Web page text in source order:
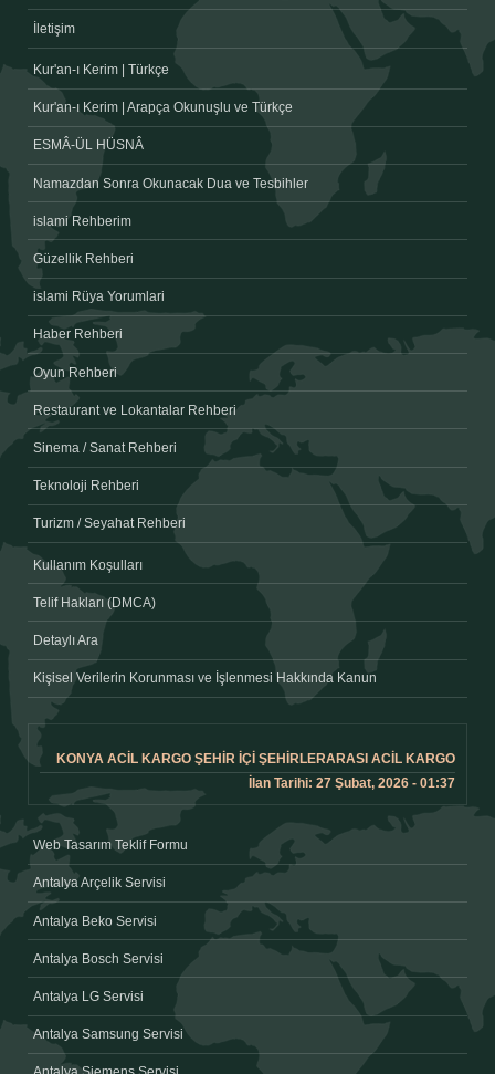
İletişim
Kur'an-ı Kerim | Türkçe
Kur'an-ı Kerim | Arapça Okunuşlu ve Türkçe
ESMÂ-ÜL HÜSNÂ
Namazdan Sonra Okunacak Dua ve Tesbihler
islami Rehberim
Güzellik Rehberi
islami Rüya Yorumlari
Haber Rehberi
Oyun Rehberi
Restaurant ve Lokantalar Rehberi
Sinema / Sanat Rehberi
Teknoloji Rehberi
Turizm / Seyahat Rehberi
Kullanım Koşulları
Telif Hakları (DMCA)
Detaylı Ara
Kişisel Verilerin Korunması ve İşlenmesi Hakkında Kanun
KONYA ACIL KARGO ŞEHIR IÇI ŞEHIRLERARASI ACIL KARGO
İlan Tarihi: 27 Şubat, 2026 - 01:37
Web Tasarım Teklif Formu
Antalya Arçelik Servisi
Antalya Beko Servisi
Antalya Bosch Servisi
Antalya LG Servisi
Antalya Samsung Servisi